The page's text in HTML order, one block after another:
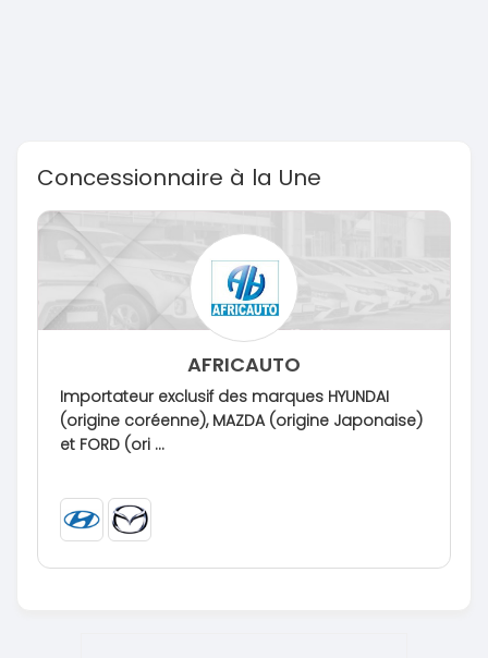
Concessionnaire à la Une
AFRICAUTO
Importateur exclusif des marques HYUNDAI
(origine coréenne), MAZDA (origine Japonaise)
et FORD (ori ...